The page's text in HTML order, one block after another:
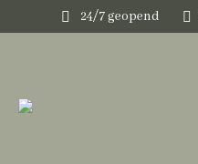
24/7 geopend